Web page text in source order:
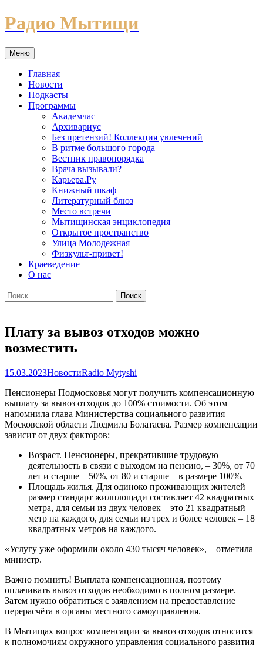
Перейти
к
Радио Мытищи
Меню
Главная
Новости
Подкасты
Программы
Академчас
Архивариус
Без претензий! Коллекция увлечений
В ритме большого города
Вестник правопорядка
Врача вызывали?
Карьера.Ру
Книжный шкаф
Литературный блюз
Место встречи
Мытищинская энциклопедия
Открытое пространство
Улица Молодежная
Физкульт-привет!
Краеведение
О нас
Найти:
Плату за вывоз отходов можно
возместить
15.03.2023НовостиRadio Mytyshi
Пенсионеры Подмосковья могут получить компенсационную
выплату за вывоз отходов до 100% стоимости. Об этом
напомнила глава Министерства социального развития
Московской области Людмила Болатаева. Размер компенсации
зависит от двух факторов:
Возраст. Пенсионеры, прекратившие трудовую
деятельность в связи с выходом на пенсию, – 30%, от 70
лет и старше – 50%, от 80 и старше – в размере 100%.
Площадь жилья. Для одиноко проживающих жителей
размер стандарт жилплощади составляет 42 квадратных
метра, для семьи из двух человек – это 21 квадратный
метр на каждого, для семьи из трех и более человек – 18
квадратных метров на каждого.
«Услугу уже оформили около 430 тысяч человек», – отметила
министр.
Важно помнить! Выплата компенсационная, поэтому
оплачивать вывоз отходов необходимо в полном размере.
Затем нужно обратиться с заявлением на предоставление
перерасчёта в органы местного самоуправления.
В Мытищах вопрос компенсации за вывоз отходов относится
к полномочиям окружного управления социального развития